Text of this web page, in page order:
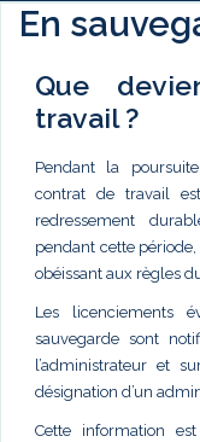
En
Que
travail ?
Pendant la
contrat de travail
redressement
pendant cette
obéissant aux règles
Les licenciements
sauvegarde sont
l’administrateur et
désignation d’un
Cette information